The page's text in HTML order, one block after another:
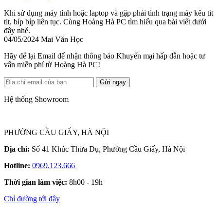
Khi sử dụng máy tính hoặc laptop và gặp phải tình trạng máy kêu tit
tit, bíp bíp liên tục. Cùng Hoàng Hà PC tìm hiểu qua bài viết dưới
đây nhé.
04/05/2024 Mai Văn Học
Hãy để lại Email để nhận thông báo Khuyến mại hấp dẫn hoặc tư
vấn miễn phí từ Hoàng Hà PC!
Gửi ngay
Hệ thống Showroom
PHƯỜNG CẦU GIẤY, HÀ NỘI
Địa chỉ: Số 41 Khúc Thừa Dụ, Phường Cầu Giấy, Hà Nội
Hotline: 0969.123.666
Thời gian làm việc: 8h00 - 19h
Chỉ đường tới đây